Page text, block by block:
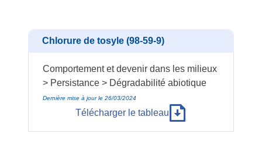
Chlorure de tosyle (98-59-9)
Comportement et devenir dans les milieux
> Persistance > Dégradabilité abiotique
Dernière mise à jour le 26/03/2024
Télécharger le tableau